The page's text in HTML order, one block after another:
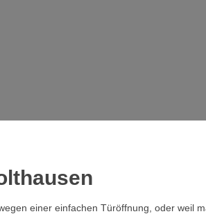
einer einfachen Türöffnung, oder weil